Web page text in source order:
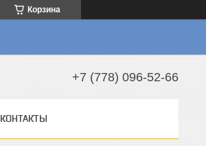
Корзина
+7 (778) 096-52-66
КОНТАКТЫ